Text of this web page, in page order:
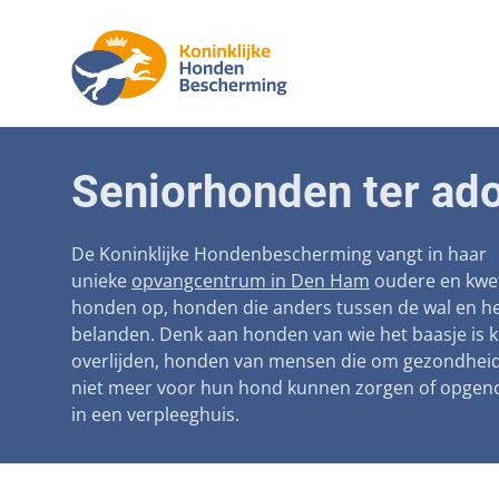
Verplichte
Seniorhonden ter
De Koninklijke Hondenbescherming vangt in haar
unieke opvangcentrum in Den Ham oudere en
honden op, honden die anders tussen de wal en
belanden. Denk aan honden van wie het baasje is
overlijden, honden van mensen die om
niet meer voor hun hond kunnen zorgen of
in een verpleeghuis.